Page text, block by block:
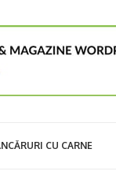
CU CARNE